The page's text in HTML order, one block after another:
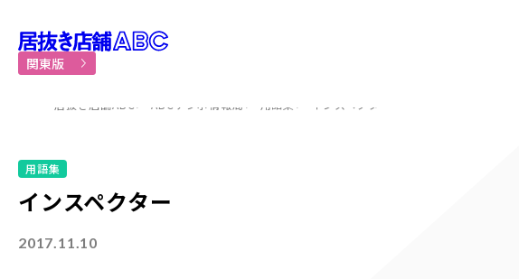
居抜き物件・貸店舗での飲食店開業
関東版
居抜き店舗ABC ABCテンポ情報局 用語集 インスペクター
用語集
インスペクター
2017.11.10